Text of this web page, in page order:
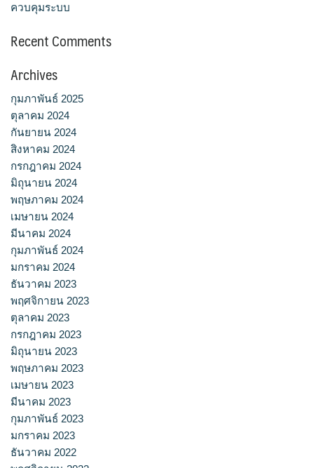
ควบคุมระบบ
Recent Comments
Archives
กุมภาพันธ์ 2025
ตุลาคม 2024
กันยายน 2024
สิงหาคม 2024
กรกฎาคม 2024
มิถุนายน 2024
พฤษภาคม 2024
เมษายน 2024
มีนาคม 2024
กุมภาพันธ์ 2024
มกราคม 2024
ธันวาคม 2023
พฤศจิกายน 2023
ตุลาคม 2023
กรกฎาคม 2023
มิถุนายน 2023
พฤษภาคม 2023
เมษายน 2023
มีนาคม 2023
กุมภาพันธ์ 2023
มกราคม 2023
ธันวาคม 2022